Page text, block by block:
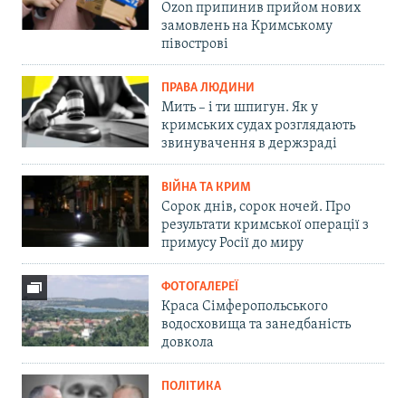
Ozon припинив прийом нових
замовлень на Кримському
півострові
ПРАВА ЛЮДИНИ
Мить – і ти шпигун. Як у
кримських судах розглядають
звинувачення в держзраді
ВІЙНА ТА КРИМ
Сорок днів, сорок ночей. Про
результати кримської операції з
примусу Росії до миру
ФОТОГАЛЕРЕЇ
Краса Сімферопольського
водосховища та занедбаність
довкола
ПОЛІТИКА